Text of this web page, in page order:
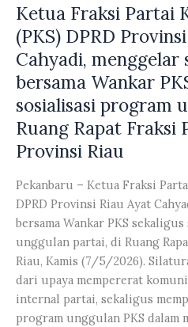
Riau
menerima
kunjungan
kerja
Komisi
A
DPRD
Provinsi
Sumatera
Utara,
di
Ruang
Rapat
Komisi
I
DPRD
Provinsi
Ketua Fraksi Partai
(PKS) DPRD
Cahyadi,
bersama Wankar
sosialisasi program
Ruang Rapat Fraksi
Provinsi Riau
Pekanbaru – Ketua Fraksi
DPRD Provinsi Riau Ayat
bersama Wankar PKS
unggulan partai, di Ruang
Riau, Kamis (7/5/2026).
dari upaya mempererat
internal partai, sekaligus
program unggulan PKS dalam